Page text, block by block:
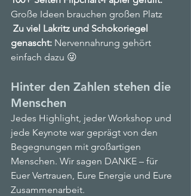
Große Ideen brauchen großen Platz
Zu viel Lakritz und Schokoriegel
genascht: Nervennahrung gehört
einfach dazu 😜
Hinter den Zahlen stehen die
Menschen
Jedes Highlight, jeder Workshop und
jede Keynote war geprägt von den
Begegnungen mit großartigen
Menschen. Wir sagen DANKE – für
Euer Vertrauen, Eure Energie und Eure
Zusammenarbeit.